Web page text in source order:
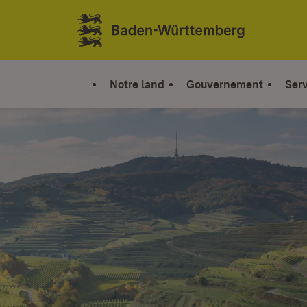
Sauter au contenu
Link zur Startseite
Notre land Gouvernement